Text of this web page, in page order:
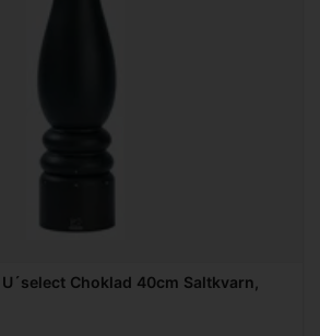
Choklad 40cm Saltkvarn,